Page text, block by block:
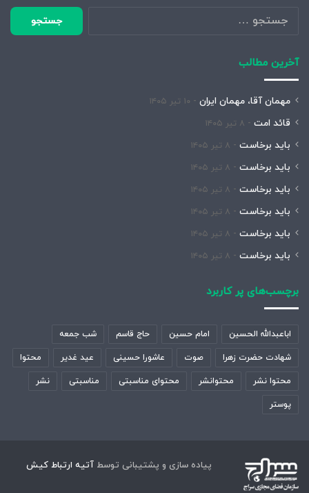
جستجو
برای:
آخرین مطالب
مهمان آقا، مهمان ایران ۱۰ تیر ۱۴۰۵
قائد امت ۸ تیر ۱۴۰۵
باید برخاست ۸ تیر ۱۴۰۵
باید برخاست ۸ تیر ۱۴۰۵
باید برخاست ۸ تیر ۱۴۰۵
باید برخاست ۸ تیر ۱۴۰۵
باید برخاست ۸ تیر ۱۴۰۵
باید برخاست ۸ تیر ۱۴۰۵
برچسب‌های پر کاربرد
اباعبدالله الحسین امام حسین حاج قاسم شب جمعه
شهادت حضرت زهرا صوت عاشورا حسینی عید غدیر محتوا
محتوا نشر محتوانشر محتوای مناسبتی مناسبتی نشر
پوستر
پیاده سازی و پشتیبانی توسط آتیه ارتباط کیش